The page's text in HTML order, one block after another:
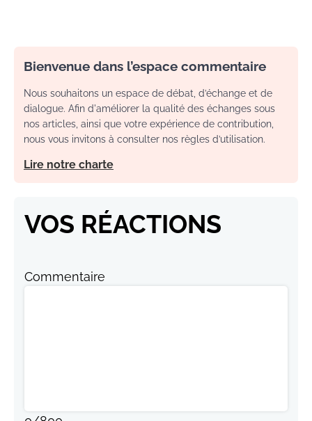
Bienvenue dans l’espace commentaire
Nous souhaitons un espace de débat, d’échange et de
dialogue. Afin d'améliorer la qualité des échanges sous
nos articles, ainsi que votre expérience de contribution,
nous vous invitons à consulter nos règles d’utilisation.
Lire notre charte
VOS RÉACTIONS
Commentaire